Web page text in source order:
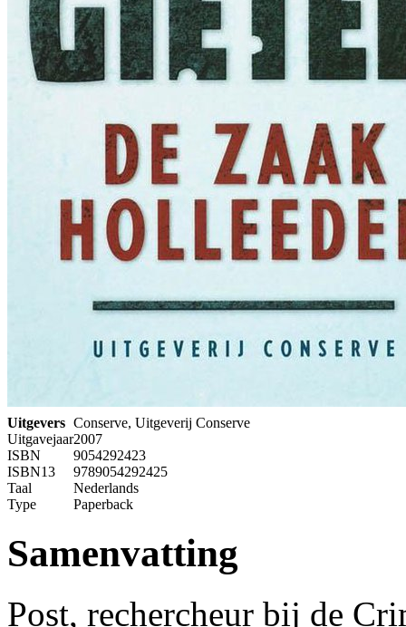
Uitgevers Conserve, Uitgeverij Conserve
Uitgavejaar2007
ISBN
9054292423
ISBN13
9789054292425
Taal
Nederlands
Type
Paperback
Samenvatting
Post, rechercheur bij de